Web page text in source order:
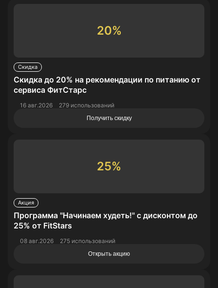
20%
Скидка
Скидка до 20% на рекомендации по питанию от
сервиса ФитСтарс
16 авг.2026 279 использований
Получить скидку
25%
Акция
Программа "Начинаем худеть!" с дисконтом до
25% от FitStars
08 авг.2026 275 использований
Открыть акцию